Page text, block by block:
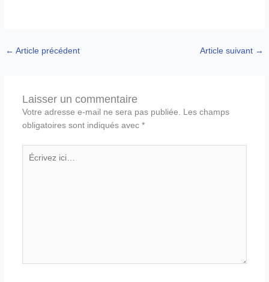
← Article précédent Article suivant →
Laisser un commentaire
Votre adresse e-mail ne sera pas publiée. Les champs
obligatoires sont indiqués avec *